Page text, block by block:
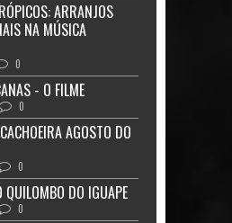
ARRANJOS
NA MÚSICA
0
- O FILME
0
AGOSTO DO
0
DO IGUAPE
0